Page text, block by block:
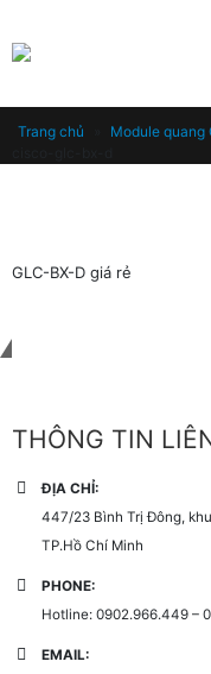
Trang chủ Module quang
GLC-BX-D giá rẻ
THÔNG TIN
ĐỊA CHỈ:
447/23 Bình Trị Đông,
TP.Hồ Chí Minh
PHONE:
Hotline: 0902.966.449 –
EMAIL: